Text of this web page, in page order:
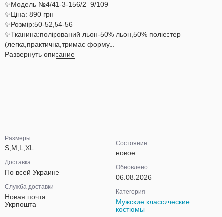
✨Модель №4/41-3-156/2_9/109
✨Ціна: 890 грн
✨Розмір:50-52,54-56
✨Тканина:полірований льон-50% льон,50% поліестер
(легка,практична,тримає форму...
Развернуть описание
Размеры
S,M,L,XL
Доставка
По всей Украине
Служба доставки
Новая почта
Укрпошта
Состояние
новое
Обновлено
06.08.2026
Категория
Мужские классические
костюмы